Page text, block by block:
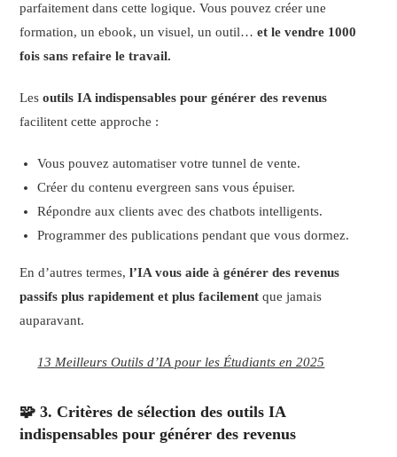
parfaitement dans cette logique. Vous pouvez créer une
formation, un ebook, un visuel, un outil…et le vendre 1000
fois sans refaire le travail.
Lesoutils IA indispensables pour générer des revenus
facilitent cette approche :
Vous pouvez automatiser votre tunnel de vente.
Créer du contenu evergreen sans vous épuiser.
Répondre aux clients avec des chatbots intelligents.
Programmer des publications pendant que vous dormez.
En d’autres termes,l’IA vous aide à générer des revenus
passifs plus rapidement et plus facilement que jamais
auparavant.
13 Meilleurs Outils d’IA pour les Étudiants en 2025
🧩 3. Critères de sélection des outils IA
indispensables pour générer des revenus